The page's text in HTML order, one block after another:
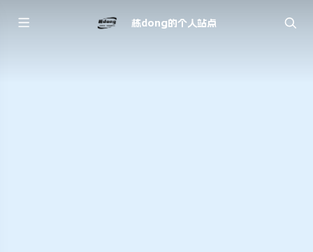
栋dong的个人站点